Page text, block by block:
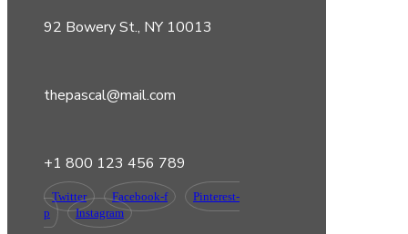
92 Bowery St., NY 10013
thepascal@mail.com
+1 800 123 456 789
Twitter Facebook-f
Pinterest-
p
Instagram